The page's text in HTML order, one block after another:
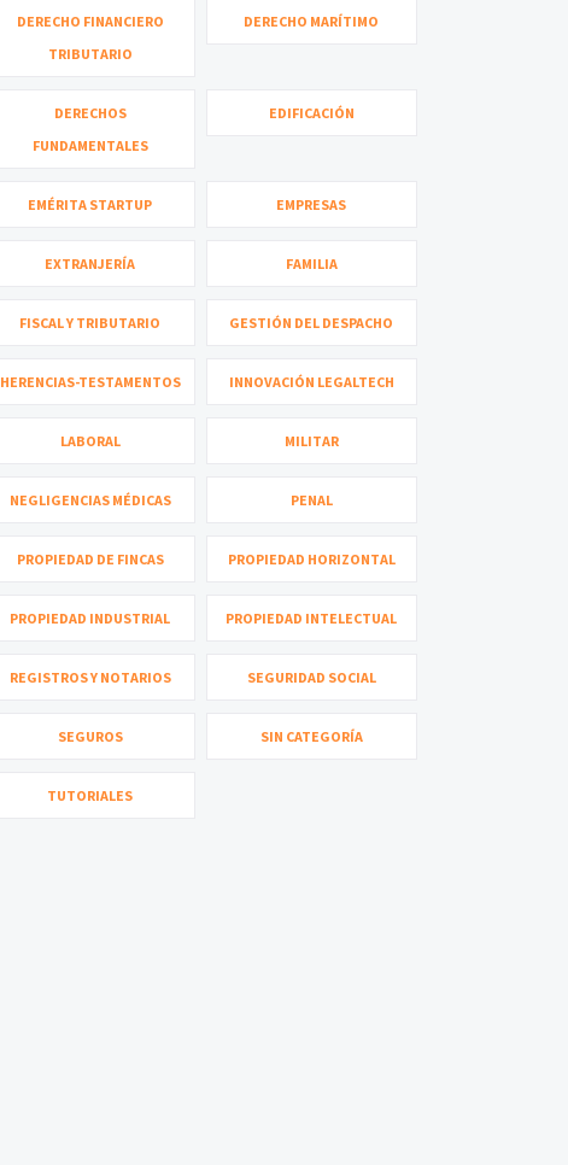
DERECHO FINANCIERO
TRIBUTARIO
DERECHO MARÍTIMO
DERECHOS
FUNDAMENTALES
EDIFICACIÓN
EMÉRITA STARTUP EMPRESAS
EXTRANJERÍA FAMILIA
FISCAL Y TRIBUTARIO GESTIÓN DEL DESPACHO
HERENCIAS-TESTAMENTOS INNOVACIÓN LEGALTECH
LABORAL MILITAR
NEGLIGENCIAS MÉDICAS PENAL
PROPIEDAD DE FINCAS PROPIEDAD HORIZONTAL
PROPIEDAD INDUSTRIAL PROPIEDAD INTELECTUAL
REGISTROS Y NOTARIOS SEGURIDAD SOCIAL
SEGUROS SIN CATEGORÍA
TUTORIALES